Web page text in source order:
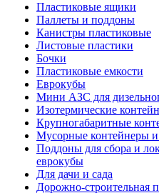
Пластиковые ящики
Паллеты и поддоны
Канистры пластиковые
Листовые пластики
Бочки
Пластиковые емкости
Еврокубы
Мини АЗС для
Изотермические
Крупногабаритные
Мусорные контейнеры
Поддоны для сбора и
еврокубы
Для дачи и сада
Дорожно-строительная